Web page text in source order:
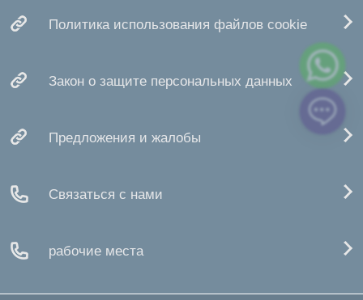
Политика использования файлов cookie
Закон о защите персональных данных
Предложения и жалобы
Связаться с нами
рабочие места